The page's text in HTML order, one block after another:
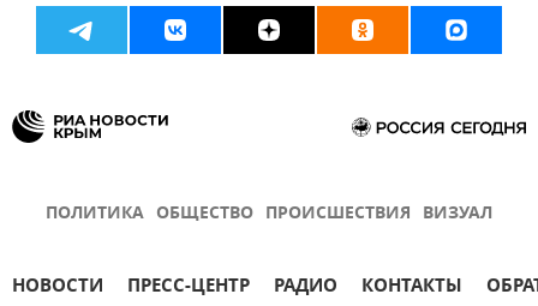
ПОЛИТИКА ОБЩЕСТВО ПРОИСШЕСТВИЯ ВИЗУАЛ
НОВОСТИ ПРЕСС-ЦЕНТР РАДИО КОНТАКТЫ